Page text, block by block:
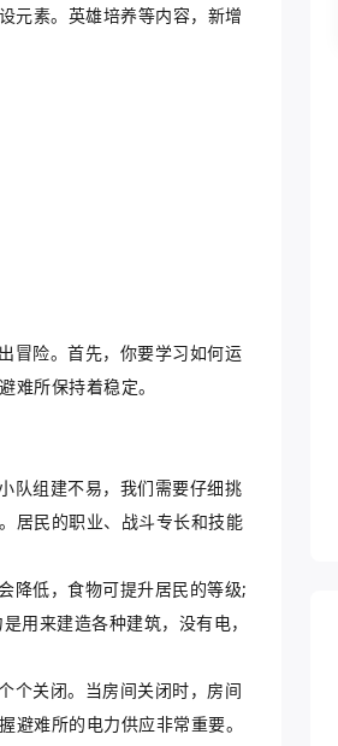
元素。英雄培养等内容，新增
冒险。首先，你要学习如何运
所保持着稳定。
队组建不易，我们需要仔细挑
居民的职业、战斗专长和技能
降低，食物可提升居民的等级;
用来建造各种建筑，没有电，
个关闭。当房间关闭时，房间
难所的电力供应非常重要。